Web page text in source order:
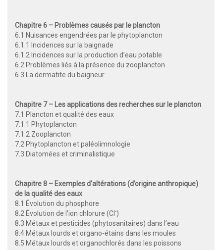
Chapitre 6 – Problèmes causés par le plancton
6.1 Nuisances engendrées par le phytoplancton
6.1.1 Incidences sur la baignade
6.1.2 Incidences sur la production d’eau potable
6.2 Problèmes liés à la présence du zooplancton
6.3 La dermatite du baigneur
Chapitre 7 – Les applications des recherches sur le plancton
7.1 Plancton et qualité des eaux
7.1.1 Phytoplancton
7.1.2 Zooplancton
7.2 Phytoplancton et paléolimnologie
7.3 Diatomées et criminalistique
Chapitre 8 – Exemples d’altérations (d’origine anthropique)
de la qualité des eaux
8.1 Évolution du phosphore
8.2 Évolution de l’ion chlorure (Cl -)
8.3 Métaux et pesticides (phytosanitaires) dans l’eau
8.4 Métaux lourds et organo-étains dans les moules
8.5 Métaux lourds et organochlorés dans les poissons